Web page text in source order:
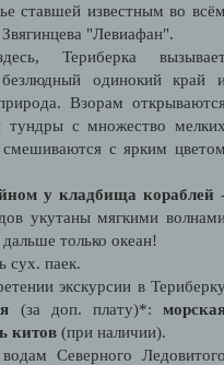
ставшей известным во
"Левиафан".
Териберка
одинокий край
Взорам
тундры с множество
смешиваются с ярким
у кладбища кораблей
укутаны мягкими
только океан!
сух. паек.
экскурсии в
(за доп. плату)*:м
китов (при наличии).
Северного